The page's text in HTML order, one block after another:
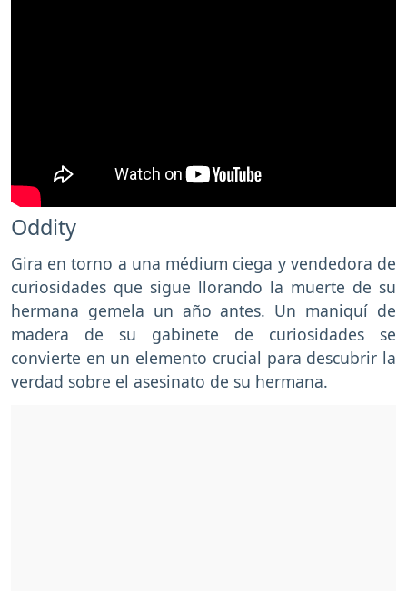
Oddity
Gira en torno a una médium ciega y vendedora de
curiosidades que sigue llorando la muerte de su
hermana gemela un año antes. Un maniquí de
madera de su gabinete de curiosidades se
convierte en un elemento crucial para descubrir la
verdad sobre el asesinato de su hermana.